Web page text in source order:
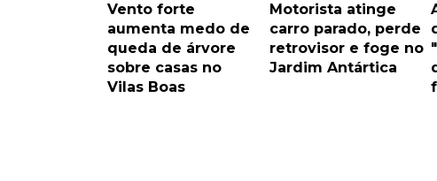
Vento forte
aumenta medo de
queda de árvore
sobre casas no
Vilas Boas
Motorista atinge
carro parado, perde
retrovisor e foge no
Jardim Antártica